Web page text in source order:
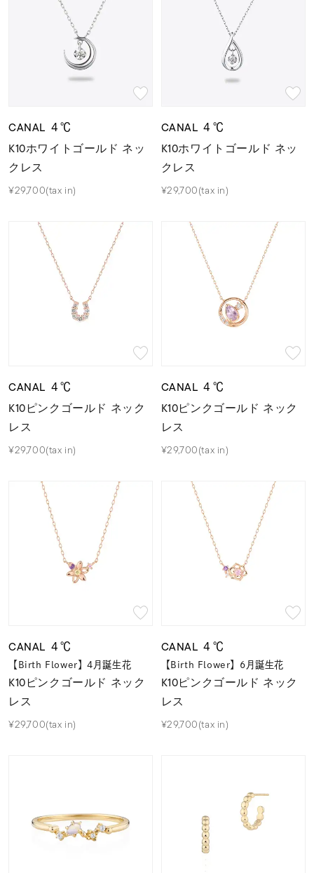
CANAL ４℃
K10ホワイトゴールド ネッ
クレス
¥29,700(tax in)
CANAL ４℃
K10ホワイトゴールド ネッ
クレス
¥29,700(tax in)
CANAL ４℃
K10ピンクゴールド ネック
レス
¥29,700(tax in)
CANAL ４℃
K10ピンクゴールド ネック
レス
¥29,700(tax in)
CANAL ４℃
【Birth Flower】4月誕生花
K10ピンクゴールド ネック
レス
¥29,700(tax in)
CANAL ４℃
【Birth Flower】6月誕生花
K10ピンクゴールド ネック
レス
¥29,700(tax in)